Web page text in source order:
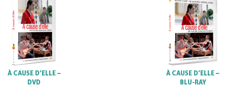
À CAUSE D’ELLE –
DVD
À CAUSE D’ELLE –
BLU-RAY